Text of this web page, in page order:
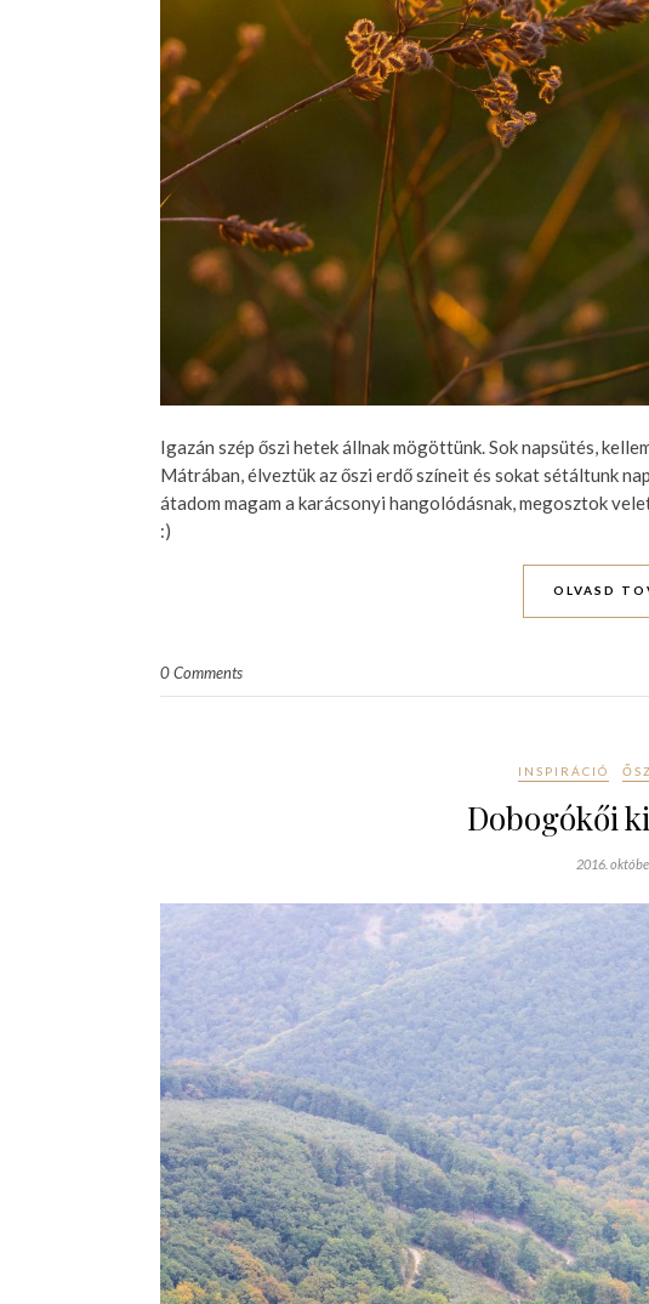
Igazán szép őszi hetek állnak mögöttünk. Sok napsütés,
Mátrában, élveztük az őszi erdő színeit és sokat sétáltunk
átadom magam a karácsonyi hangolódásnak, megosztok
:)
OLVASD
0 Comments
INSPIRÁCIÓ ŐSZ
Dobogókői
2016.